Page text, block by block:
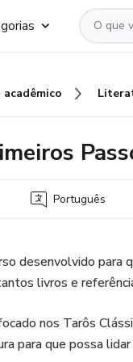
Português
desenvolvido para
livros e
nos Tarôs
para que possa